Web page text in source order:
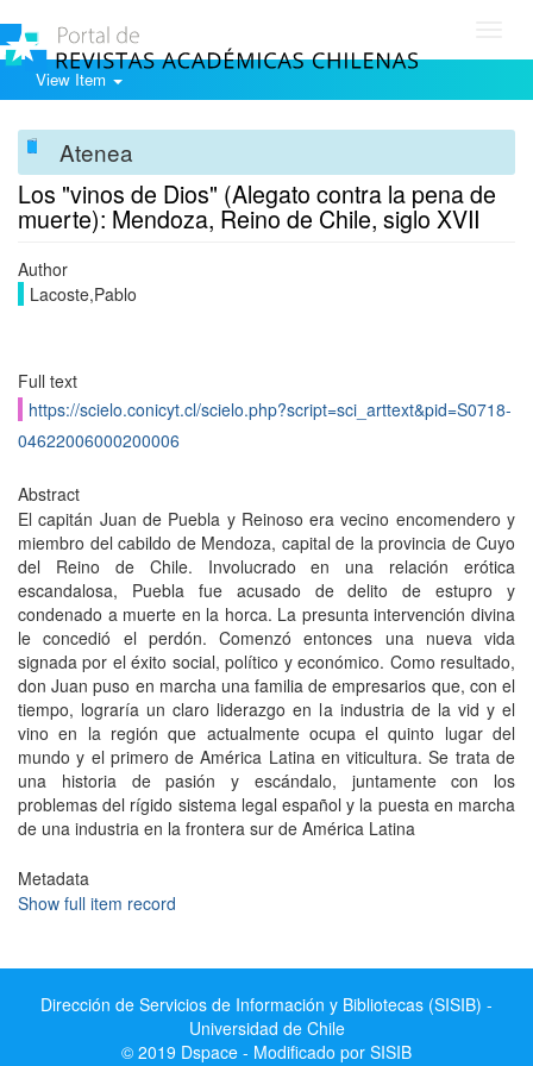
View Item
Atenea
Los "vinos de Dios" (Alegato contra la pena de
muerte): Mendoza, Reino de Chile, siglo XVII
Author
Lacoste,Pablo
Full text
https://scielo.conicyt.cl/scielo.php?script=sci_arttext&pid=S0718-
04622006000200006
Abstract
El capitán Juan de Puebla y Reinoso era vecino encomendero y
miembro del cabildo de Mendoza, capital de la provincia de Cuyo
del Reino de Chile. Involucrado en una relación erótica
escandalosa, Puebla fue acusado de delito de estupro y
condenado a muerte en la horca. La presunta intervención divina
le concedió el perdón. Comenzó entonces una nueva vida
signada por el éxito social, político y económico. Como resultado,
don Juan puso en marcha una familia de empresarios que, con el
tiempo, lograría un claro liderazgo en la industria de la vid y el
vino en la región que actualmente ocupa el quinto lugar del
mundo y el primero de América Latina en viticultura. Se trata de
una historia de pasión y escándalo, juntamente con los
problemas del rígido sistema legal español y la puesta en marcha
de una industria en la frontera sur de América Latina
Metadata
Show full item record
Dirección de Servicios de Información y Bibliotecas (SISIB) -
Universidad de Chile
© 2019 Dspace - Modificado por SISIB